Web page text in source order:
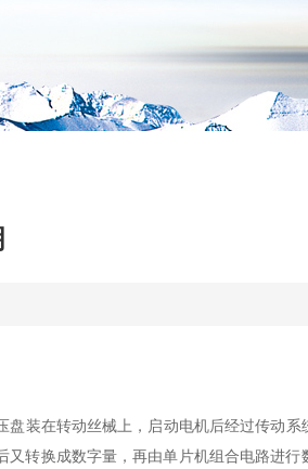
装在转动丝械上，启动电机后经过传动系
转换成数字量，再由单片机组合电路进行